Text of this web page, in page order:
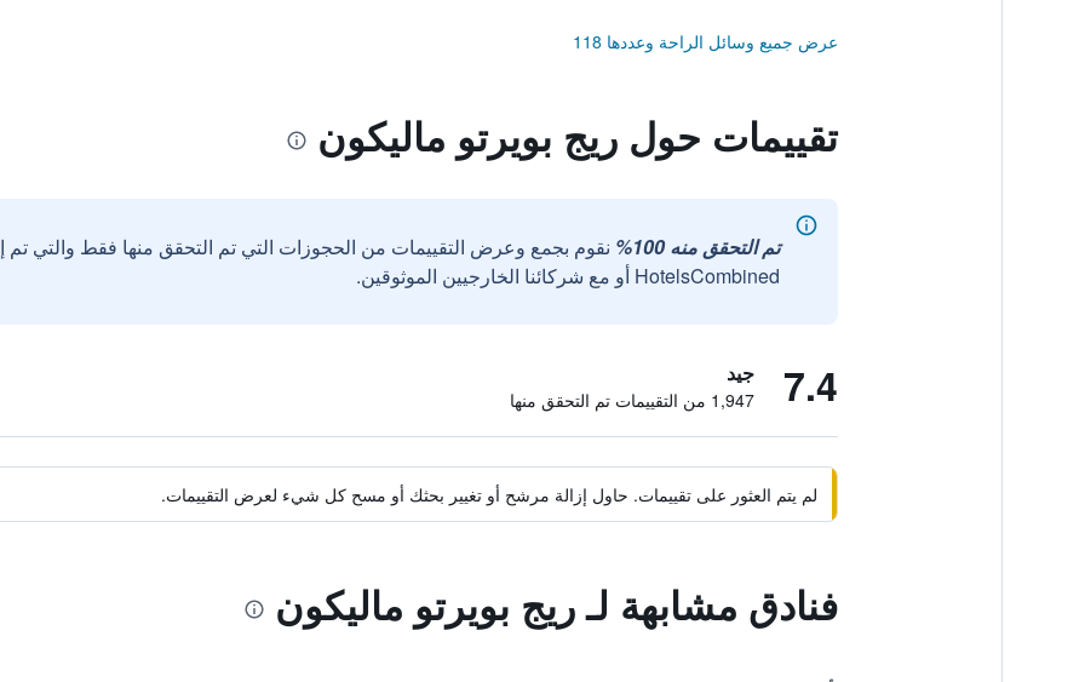
عرض جميع وسائل الراحة وعددها 118
تقييمات حول ريج بويرتو ماليكون
تم التحقق منه 100%
نقوم بجمع وعرض التقييمات من الحجوزات التي تم التحقق منها فقط والتي
HotelsCombined أو مع شركائنا الخارجيين الموثوقين.
7.4 جيد
1,947 من التقييمات تم التحقق منها
لم يتم العثور على تقييمات. حاول إزالة مرشح أو تغيير بحثك أو مسح كل شيء لعرض التقييمات.
فنادق مشابهة لـ ريج بويرتو ماليكون